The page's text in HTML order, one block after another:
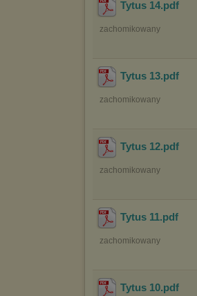
Tytus 14.pdf
zachomikowany
Tytus 13.pdf
zachomikowany
Tytus 12.pdf
zachomikowany
Tytus 11.pdf
zachomikowany
Tytus 10.pdf